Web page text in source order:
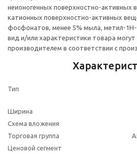
неионогенных поверхностно-активных
катионных поверхностно-активных
фосфонатов, менее 5% мыла, метил-
вид и/или характеристики товара
производителем в соответствии с
Тип
Ширина
Схема вложения
Торговая группа
Ценовой сегмент